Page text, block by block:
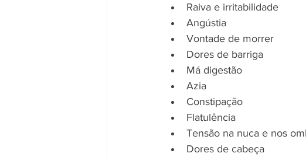
Raiva e irritabilidade
Angústia
Vontade de morrer
Dores de barriga
Má digestão
Azia
Constipação
Flatulência
Tensão na nuca e nos
Dores de cabeça